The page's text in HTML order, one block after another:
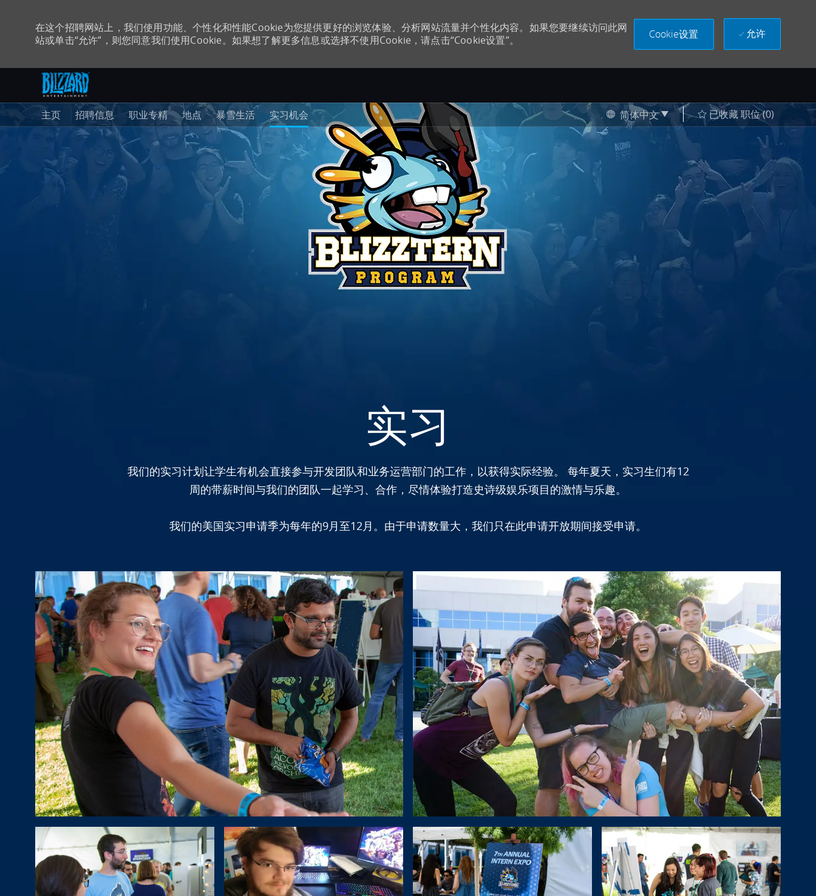
在这个招聘网站上，我们使用功能、个性化和性能Cookie为您提供更好的浏览体验、分析网站流量并个性化内容。如果您要继续访问此网
站或单击“允许”，则您同意我们使用Cookie。如果想了解更多信息或选择不使用Cookie，请点击“Cookie设置”。
Cookie设置 允许
跳至主内容
主页 招聘信息 职业专精 地点 暴雪生活 实习机会 Language selected
Chinese
简体中文 已收藏 职位(0)
​​​​​​​实习
我们的实习计划让学生有机会直接参与开发团队和业务运营部门的工作，以获得实际经验。 每年夏天，实习生们有12
周的带薪时间与我们的团队一起学习、合作，尽情体验打造史诗级娱乐项目的激情与乐趣。
我们的美国实习申请季为每年的9月至12月。由于申请数量大，我们只在此申请开放期间接受申请。